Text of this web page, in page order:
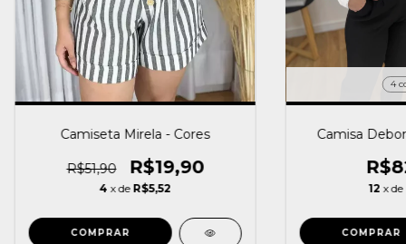
Camiseta Mirela - Cores
R$51,90 R$19,90
4 x de R$5,52
COMPRAR
4
Camisa
12 x de
COMPRAR